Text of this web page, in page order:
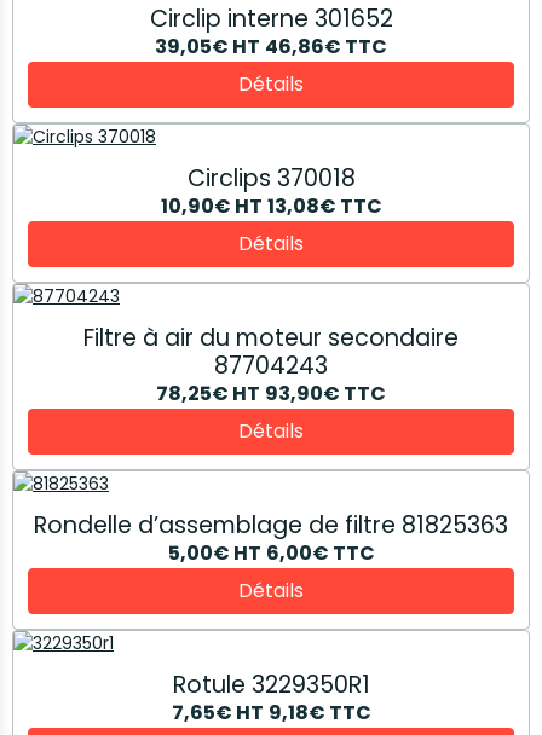
Circlip interne 301652
39,05€ HT 46,86€ TTC
Détails
Circlips 370018
10,90€ HT 13,08€ TTC
Détails
Filtre à air du moteur secondaire
87704243
78,25€ HT 93,90€ TTC
Détails
Rondelle d’assemblage de filtre 81825363
5,00€ HT 6,00€ TTC
Détails
Rotule 3229350R1
7,65€ HT 9,18€ TTC